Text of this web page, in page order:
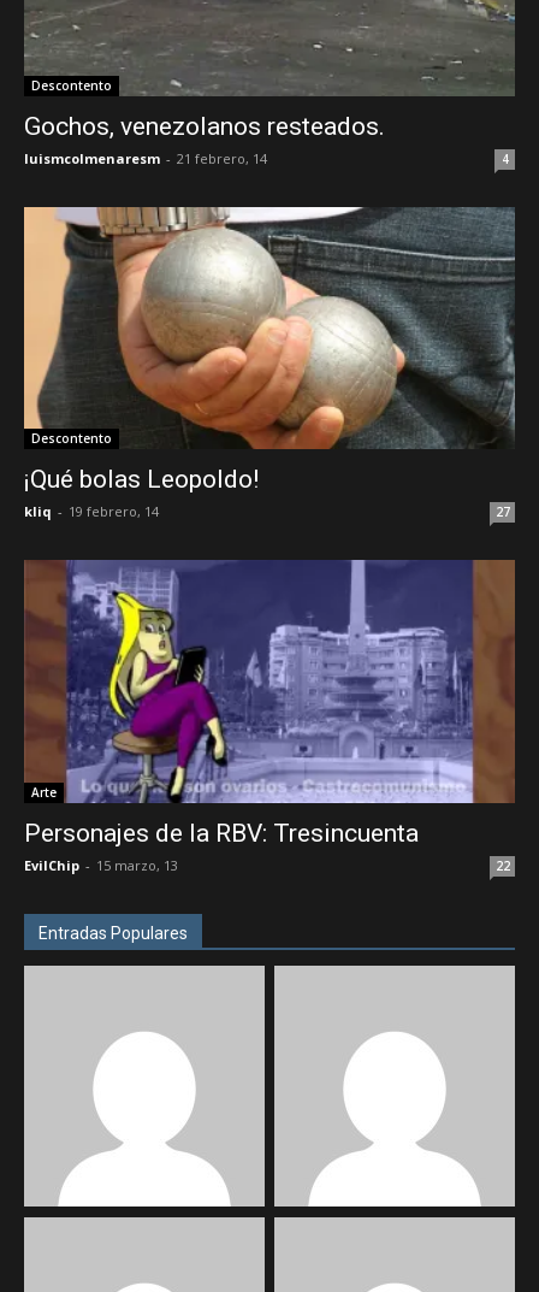
Descontento
Gochos, venezolanos resteados.
luismcolmenaresm - 21 febrero, 14 4
Descontento
¡Qué bolas Leopoldo!
kliq - 19 febrero, 14 27
Arte
Personajes de la RBV: Tresincuenta
EvilChip - 15 marzo, 13 22
Entradas Populares